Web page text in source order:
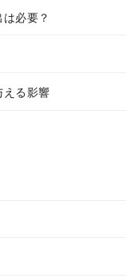
必要？
る影響